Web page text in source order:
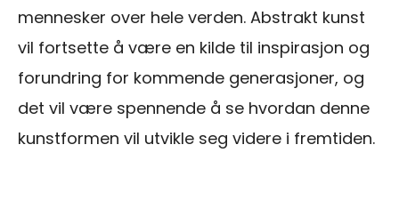
mennesker over hele verden. Abstrakt kunst
vil fortsette å være en kilde til inspirasjon og
forundring for kommende generasjoner, og
det vil være spennende å se hvordan denne
kunstformen vil utvikle seg videre i fremtiden.